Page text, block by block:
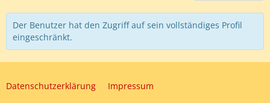
Der Benutzer hat den Zugriff auf sein vollständiges Profil
eingeschränkt.
Datenschutzerklärung Impressum